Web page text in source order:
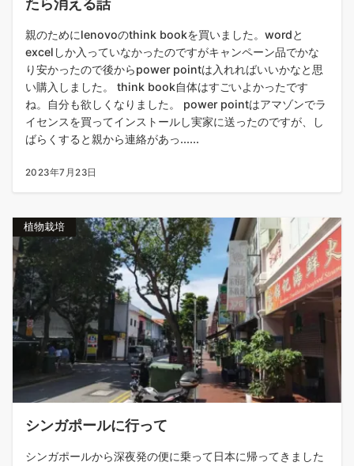
親のためにlenovoのthink bookを買いました。wordと
excelしか入っていなかったのですがキャンペーン品でかな
り安かったので後からpower pointは入れればいいかなと思
い購入しました。 think book自体はすごいよかったです
ね。自分も欲しくなりました。 power pointはアマゾンでラ
イセンスを買ってインストールし実家に送ったのですが、し
ばらくすると親から連絡があっ......
2023年7月23日
植物栽培
シンガポールに行って
シンガポールから深夜発の便に乗って日本に帰ってきました